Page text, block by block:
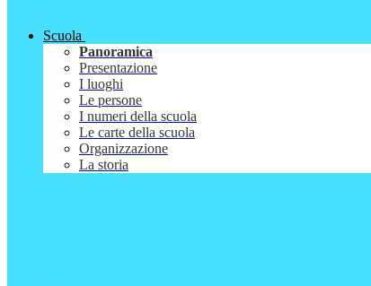
Scuola
Panoramica
Presentazione
I luoghi
Le persone
I numeri della scuola
Le carte della scuola
Organizzazione
La storia